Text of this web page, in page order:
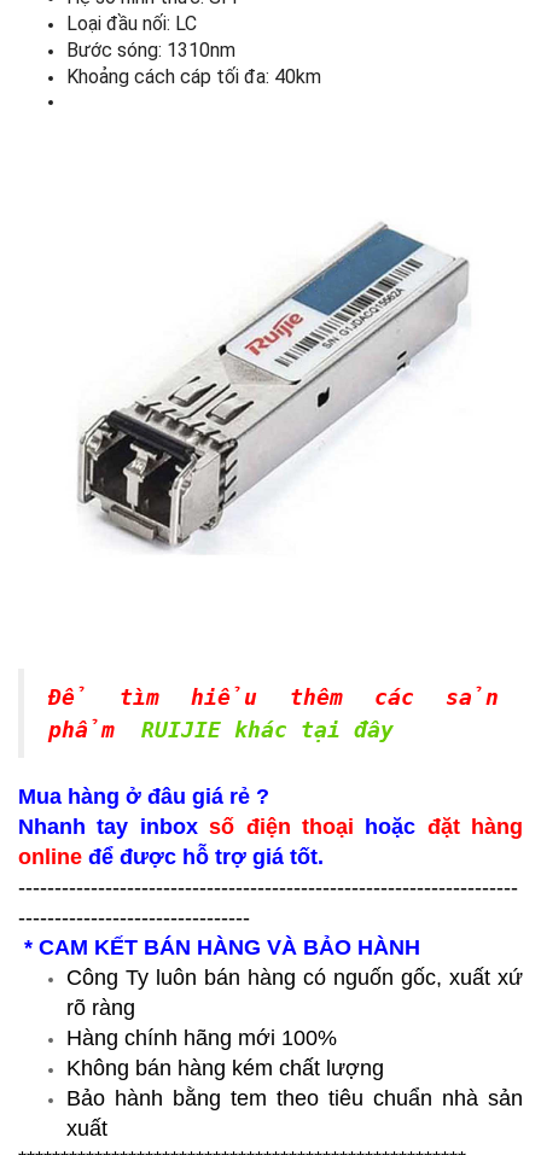
Loại đầu nối: LC
Bước sóng: 1310nm
Khoảng cách cáp tối đa: 40km
Để tìm hiểu thêm các sản
phẩm
RUIJIE khác tại đây
Mua hàng ở đâu giá rẻ ?
Nhanh tay inboxsố điện thoại hoặc đặt hàng
online để được hỗ trợ giá tốt.
---------------------------------------------------------------------
--------------------------------
* CAM KẾT BÁN HÀNG VÀ BẢO HÀNH
Công Ty luôn bán hàng có nguốn gốc, xuất xứ
rõ ràng
Hàng chính hãng mới 100%
Không bán hàng kém chất lượng
Bảo hành bằng tem theo tiêu chuẩn nhà sản
xuất